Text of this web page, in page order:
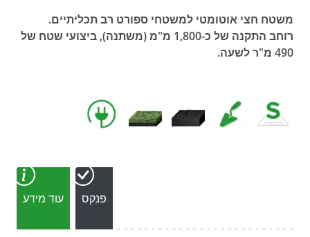
משטח חצי אוטומטי למשטחי ספורט רב תכליתיים.
רוחב התקנה של כ-1,800 מ"מ (משתנה), ביצועי שטח של
490 מ"ר לשעה.
פנקס עוד מידע